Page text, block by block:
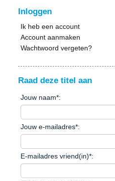
Inloggen
Ik heb een account
Account aanmaken
Wachtwoord vergeten?
Raad deze titel aan
Jouw naam*:
Jouw e-mailadres*:
E-mailadres vriend(in)*: